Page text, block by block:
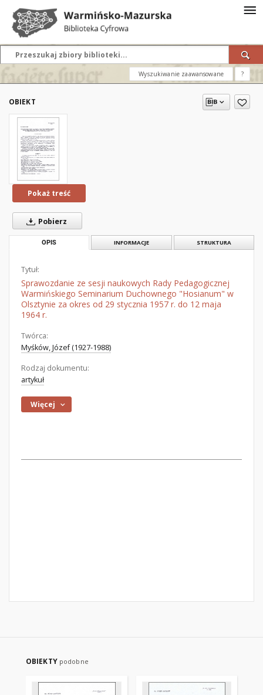
Wyszukiwanie zaawansowane ?
OBIEKT
Pokaż treść
Pobierz
OPIS INFORMACJE STRUKTURA
Tytuł:
Sprawozdanie ze sesji naukowych Rady Pedagogicznej
Warmińskiego Seminarium Duchownego "Hosianum" w
Olsztynie za okres od 29 stycznia 1957 r. do 12 maja
1964 r.
Twórca:
Myśków, Józef (1927-1988)
Rodzaj dokumentu:
artykuł
Więcej
OBIEKTY podobne